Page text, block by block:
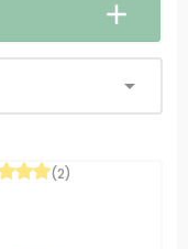

(2)